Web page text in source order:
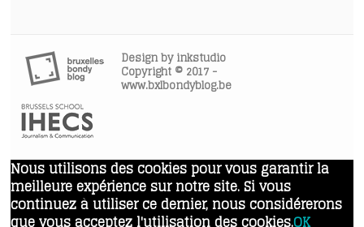
Design byinkstudio
Copyright © 2017 -
www.bxlbondyblog.be
Nous utilisons des cookies pour vous garantir la
meilleure expérience sur notre site. Si vous
continuez à utiliser ce dernier, nous considérerons
que vous acceptez l'utilisation des cookies.OK